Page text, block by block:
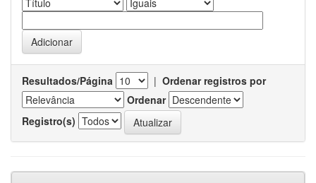
Resultados/Página | Ordenar registros por
Ordenar
Registro(s)